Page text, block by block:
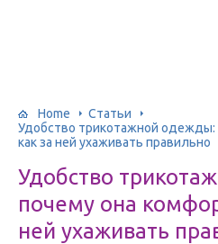
Home
Статьи
Удобство трикотажной одежды:
как за ней ухаживать правильно
Удобство
почему она
ней ухаживать